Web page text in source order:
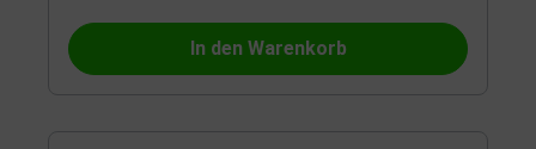
In den Warenkorb